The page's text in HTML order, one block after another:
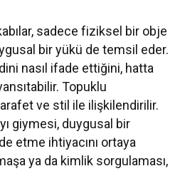
sadece fiziksel bir obje
bir yükü de temsil eder.
nasıl ifade ettiğini, hatta
Topuklu
ve stil ile ilişkilendirilir.
giymesi, duygusal bir
etme ihtiyacını ortaya
ya da kimlik sorgulaması,